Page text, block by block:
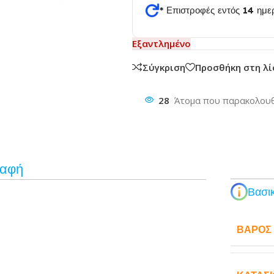
* Επιστροφές εντός 14
Εξαντλημένο
Σύγκριση
Προσθήκη στη
28 Άτομα που
ΒΆΡΟΣ